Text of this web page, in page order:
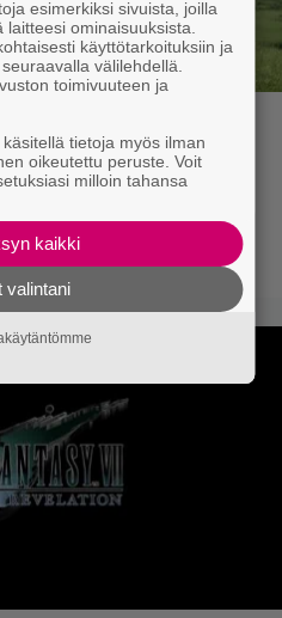
-elokuvan
ahkerasti –
Sam Neill
esimerkiksi sivuista, joilla
ominaisuuksista.
käyttötarkoituksiin ja
välilehdellä.
toimivuuteen ja
tietoja myös ilman
oikeutettu peruste. Voit
milloin tahansa
kaikki
valintani